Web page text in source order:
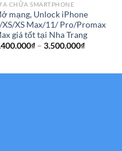
CHỮA SMARTPHONE
mạng, Unlock iPhone
XS/XS Max/11/ Pro/Promax
giá tốt tại Nha Trang
₫ – 3.500.000₫Khoảng
đến